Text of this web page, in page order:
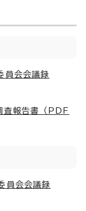
員会会議録
査報告書 （PDF
員会会議録